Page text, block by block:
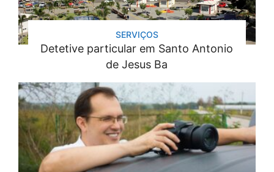
SERVIÇOS
Detetive particular em Santo Antonio
de Jesus Ba